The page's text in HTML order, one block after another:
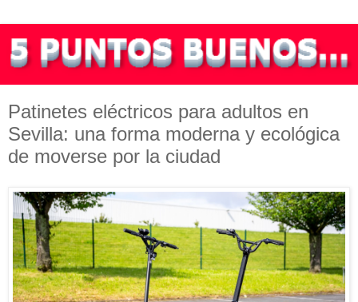
Patinetes eléctricos para adultos en
Sevilla: una forma moderna y ecológica
de moverse por la ciudad